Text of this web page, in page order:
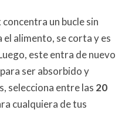
un bucle sin
el alimento, se corta y es
este entra de nuevo
ser absorbido y
selecciona entre las 20
cualquiera de tus